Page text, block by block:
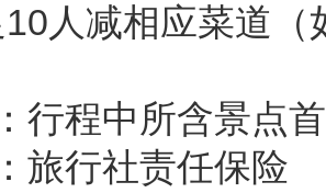
10人减相应菜道
行程中所含景点
旅行社责任保险